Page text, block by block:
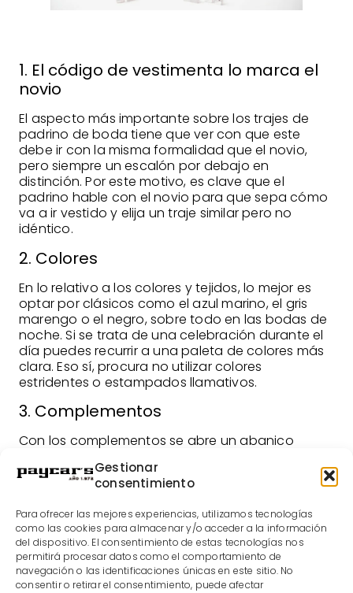
Gestionar
consentimiento
Para ofrecer las mejores experiencias, utilizamos tecnologías
como las cookies para almacenar y/o acceder a la información
del dispositivo. El consentimiento de estas tecnologías nos
permitirá procesar datos como el comportamiento de
navegación o las identificaciones únicas en este sitio. No
consentir o retirar el consentimiento, puede afectar
1. El código de vestimenta lo marca el
novio
El aspecto más importante sobre los trajes de
padrino de boda tiene que ver con que este
debe ir con la misma formalidad que el novio,
pero siempre un escalón por debajo en
distinción. Por este motivo, es clave que el
padrino hable con el novio para que sepa cómo
va a ir vestido y elija un traje similar pero no
idéntico.
2. Colores
En lo relativo a los colores y tejidos, lo mejor es
optar por clásicos como el azul marino, el gris
marengo o el negro, sobre todo en las bodas de
noche. Si se trata de una celebración durante el
día puedes recurrir a una paleta de colores más
clara. Eso sí, procura no utilizar colores
estridentes o estampados llamativos.
3. Complementos
Con los complementos se abre un abanico
permitirá utilizar con unos gemelos elegantes. En
cuando a la corbata o pajarita, la elección
esmoquin se usa pajarita, mientras que con un
traje puedes elegir la que prefieras. Es importante
que, sea corbata o pajarita, no sea igual a la del
novio.